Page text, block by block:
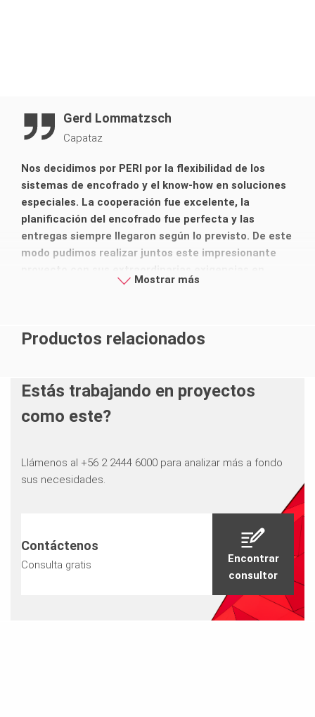
Gerd Lommatzsch
Capataz
Nos decidimos por PERI por la flexibilidad de los
sistemas de encofrado y el know-how en soluciones
especiales. La cooperación fue excelente, la
planificación del encofrado fue perfecta y las
entregas siempre llegaron según lo previsto. De este
modo pudimos realizar juntos este impresionante
cuanto a forma y calidad de superficie.
Mostrar más
Productos relacionados
Estás trabajando en proyectos
como este?
Llámenos al +56 2 2444 6000 para analizar más a fondo
sus necesidades.
Contáctenos
Consulta gratis
Encontrar
consultor